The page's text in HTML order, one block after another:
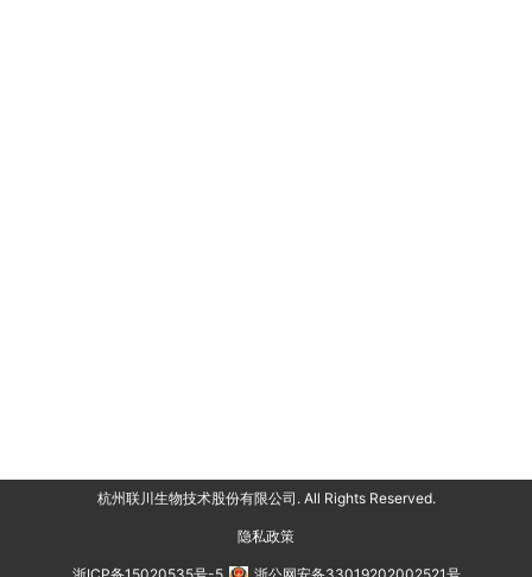
杭州联川生物技术股份有限公司. All Rights Reserved.
隐私政策